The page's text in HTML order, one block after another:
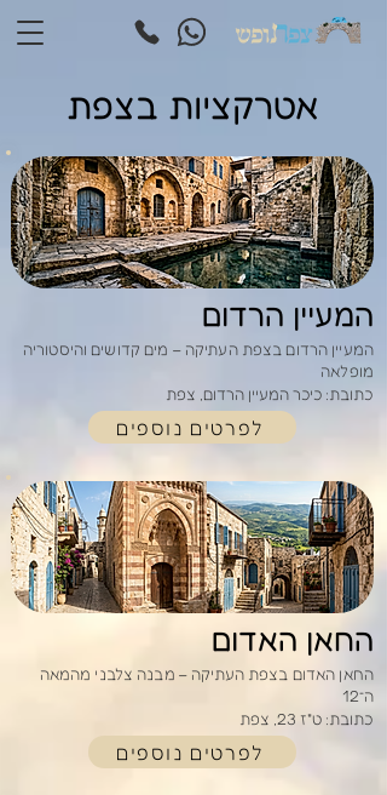
אטרקציות בצפת
המעיין הרדום
המעיין הרדום בצפת העתיקה – מים קדושים והיסטוריה
מופלאה
כתובת: כיכר המעיין הרדום, צפת
לפרטים נוספים
החאן האדום
החאן האדום בצפת העתיקה – מבנה צלבני מהמאה
ה־12
כתובת: ט"ז 23, צפת
לפרטים נוספים